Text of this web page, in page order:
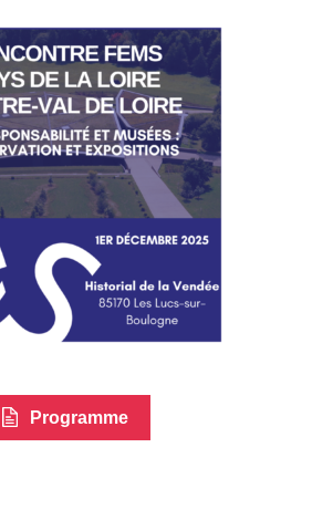
Programme